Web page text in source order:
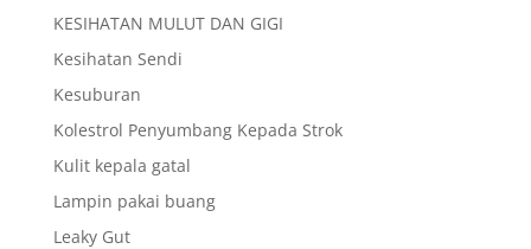
KESIHATAN MULUT DAN GIGI
Kesihatan Sendi
Kesuburan
Kolestrol Penyumbang Kepada Strok
Kulit kepala gatal
Lampin pakai buang
Leaky Gut